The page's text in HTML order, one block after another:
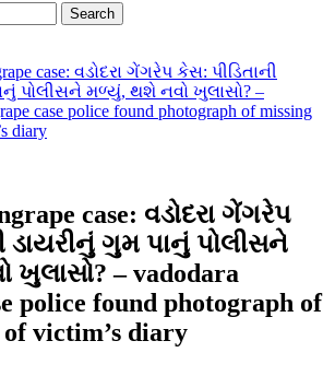
Search
case: વડોદરા ગેંગરેપ કેસ: પીડિતાની
પોલીસને મળ્યું, થશે નવો ખુલાસો? –
case police found photograph of missing
diary
case: વડોદરા ગેંગરેપ
ડાયરીનું ગુમ પાનું પોલીસને
– vadodara
police found photograph of
of victim’s diary